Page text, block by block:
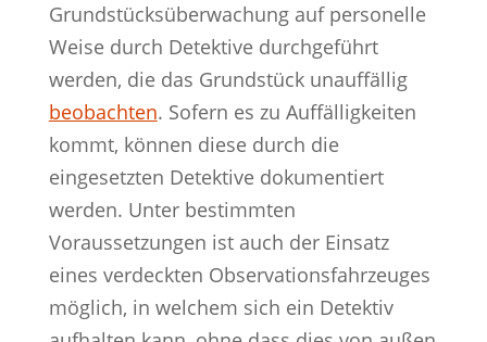
Grundstücksüberwachung auf personelle
Weise durch Detektive durchgeführt
werden, die das Grundstück unauffällig
beobachten. Sofern es zu Auffälligkeiten
kommt, können diese durch die
eingesetzten Detektive dokumentiert
werden. Unter bestimmten
Voraussetzungen ist auch der Einsatz
eines verdeckten Observationsfahrzeuges
möglich, in welchem sich ein Detektiv